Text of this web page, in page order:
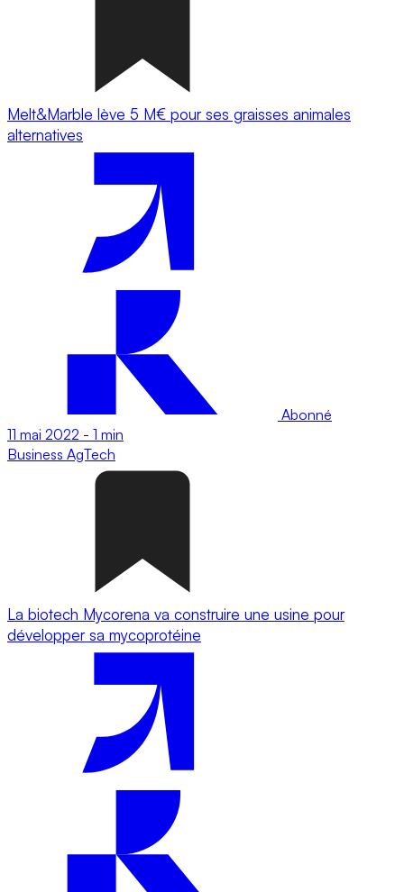
Melt&Marble lève 5 M€ pour ses graisses animales
alternatives
Abonné
11 mai 2022 - 1 min
Business AgTech
La biotech Mycorena va construire une usine pour
développer sa mycoprotéine